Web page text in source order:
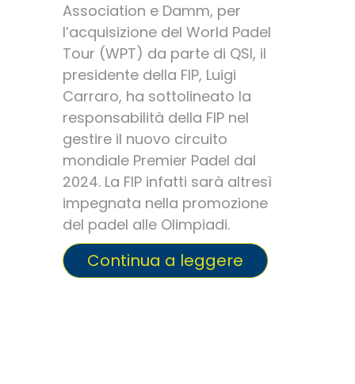
Association e Damm, per
l’acquisizione del World Padel
Tour (WPT) da parte di QSI, il
presidente della FIP, Luigi
Carraro, ha sottolineato la
responsabilità della FIP nel
gestire il nuovo circuito
mondiale Premier Padel dal
2024. La FIP infatti sarà altresì
impegnata nella promozione
del padel alle Olimpiadi.
Continua a leggere